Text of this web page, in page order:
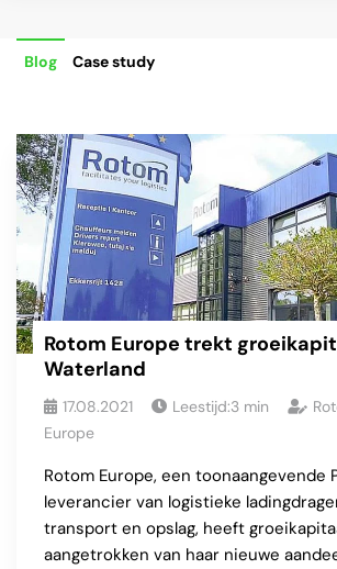
Blog Case study
Rotom Europe trekt
Waterland
17.08.2021 Leestijd:3 min
Europe
Rotom Europe, een toonaangevende
leverancier van logistieke
transport en opslag, heeft
aangetrokken van haar nieuwe